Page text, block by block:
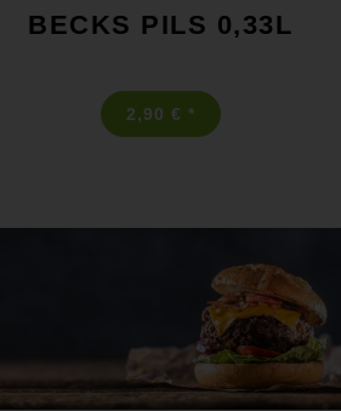
BECKS PILS 0,33L
2,90 € *